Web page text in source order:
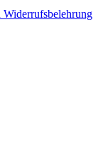
Widerrufsbelehrung